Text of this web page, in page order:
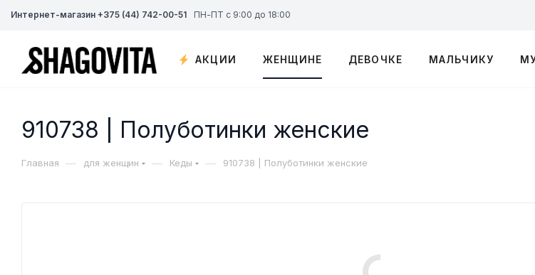
Интернет-магазин +375 (44) 742-00-51 ПН-ПТ с 9:00 до 18:00
АКЦИИ ЖЕНЩИНЕ ДЕВОЧКЕ МАЛЬЧИКУ
910738 | Полуботинки женские
Главная — для женщин — Кеды — 910738 | Полуботинки женские